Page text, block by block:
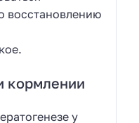
восстановлению
кормлении
у